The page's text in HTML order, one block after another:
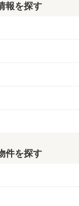
報を探す
件を探す